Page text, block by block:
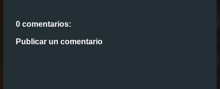
0 comentarios:
Publicar un comentario